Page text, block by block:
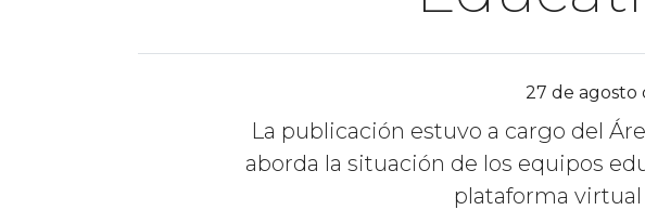
27 de agosto
La publicación estuvo a cargo del
aborda la situación de los equipos
plataforma virtual